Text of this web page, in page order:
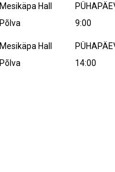
Mesikäpa Hall
Põlva
9:00
Mesikäpa Hall
Põlva
14:00